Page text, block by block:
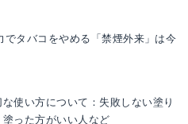
でタバコをやめる「禁煙外来」は今
使い方について：失敗しない塗り
った方がいい人など